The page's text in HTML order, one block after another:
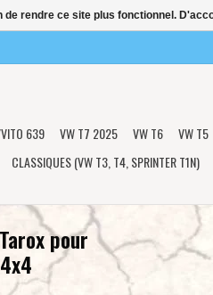
639 VW T7 2025 VW T6 VW T5
CLASSIQUES (VW T3, T4, SPRINTER T1N)
pour
de rendre ce site plus fonctionnel.